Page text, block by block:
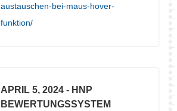
austauschen-bei-maus-hover-
funktion/
APRIL 5, 2024 - HNP
BEWERTUNGSSYSTEM